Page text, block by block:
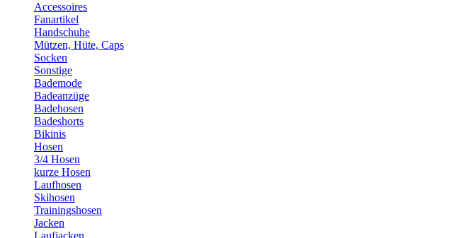
Accessoires
Fanartikel
Handschuhe
Mützen, Hüte, Caps
Socken
Sonstige
Bademode
Badeanzüge
Badehosen
Badeshorts
Bikinis
Hosen
3/4 Hosen
kurze Hosen
Laufhosen
Skihosen
Trainingshosen
Jacken
Laufjacken